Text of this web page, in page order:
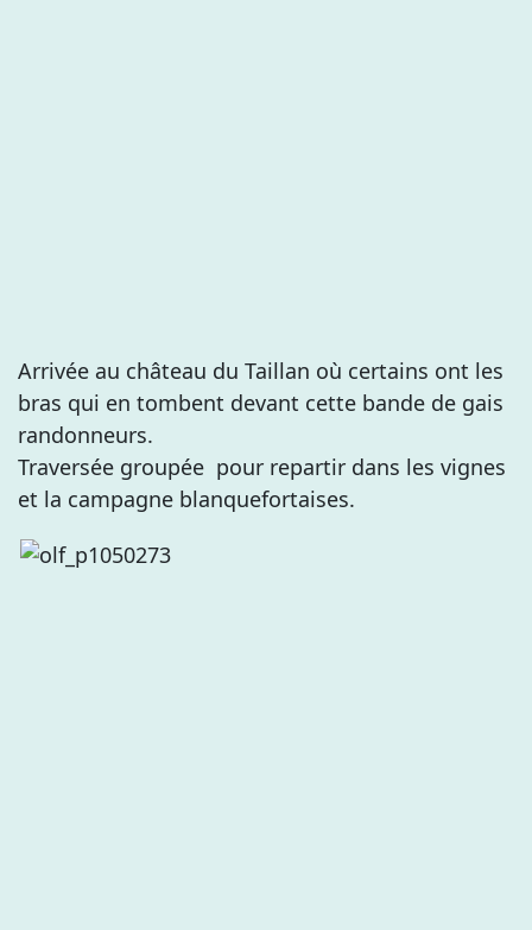
Arrivée au château du Taillan où certains ont les
bras qui en tombent devant cette bande de gais
randonneurs.
Traversée groupée pour repartir dans les vignes
et la campagne blanquefortaises.